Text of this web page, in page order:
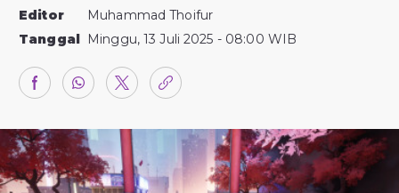
Editor
Muhammad Thoifur
Tanggal Minggu, 13 Juli 2025 - 08:00 WIB